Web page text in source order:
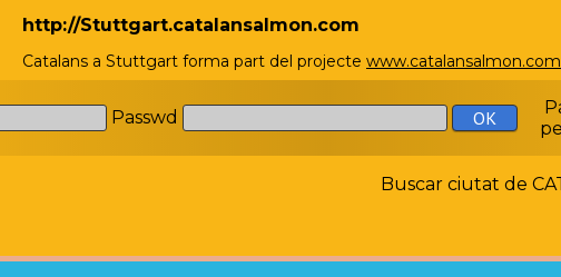
http://Stuttgart.catalansalmon.com
Catalans a Stuttgart forma part del projecte www.catalansalmon.com
Passwd
Buscar ciutat de